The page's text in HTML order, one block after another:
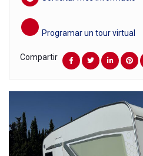
Programar un tour virtual
Compartir